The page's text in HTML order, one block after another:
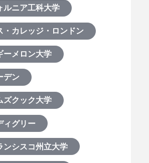
ルニア工科大学
・カレッジ・ロンドン
ーメロン大学
デン
ズクック大学
ィグリー
ンシスコ州立大学